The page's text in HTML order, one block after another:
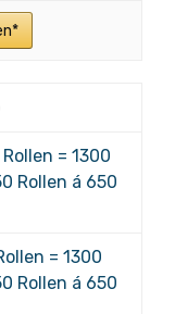
= 1300
Rollen á 650